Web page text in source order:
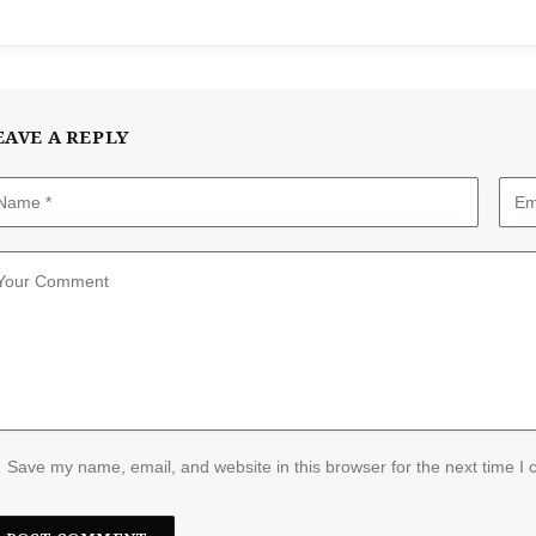
A REPLY
Save my name, email, and website in this browser for the next time I